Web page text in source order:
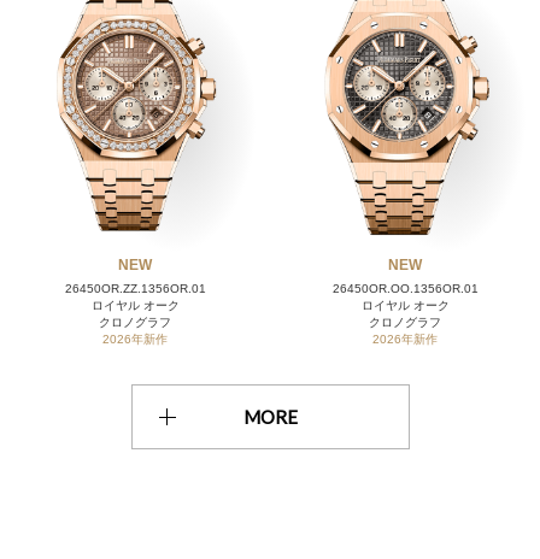
NEW
26450OR.ZZ.1356OR.01
ロイヤル オーク
クロノグラフ
2026年新作
NEW
26450OR.OO.1356OR.01
ロイヤル オーク
クロノグラフ
2026年新作
MORE